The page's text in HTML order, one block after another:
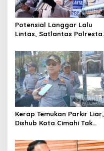
Potensial Langgar Lalu
Lintas, Satlantas Polresta
Motor Berknalpot Brong
Kerap Temukan Parkir Liar,
Dishub Kota Cimahi Tak
Pembinaan